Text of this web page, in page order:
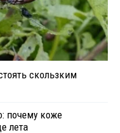
скользким
почему коже
лета